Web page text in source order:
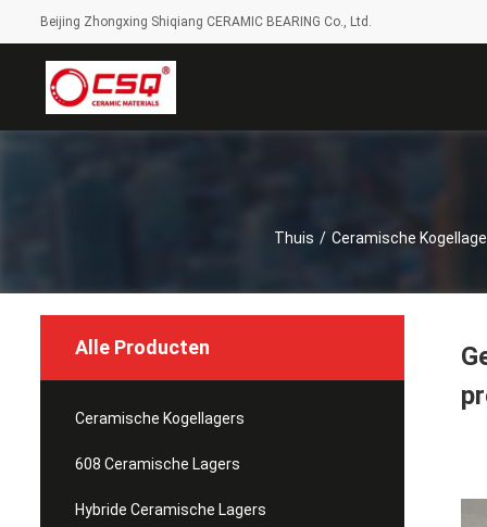
Beijing Zhongxing Shiqiang CERAMIC BEARING Co., Ltd.
Thuis / Ceramische
Alle Producten
Ceramische Kogellagers
608 Ceramische Lagers
Hybride Ceramische Lagers